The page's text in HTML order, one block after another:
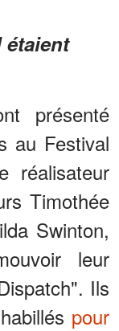
étaient
présenté
au Festival
réalisateur
Timothée
Swinton,
leur
Ils
pour